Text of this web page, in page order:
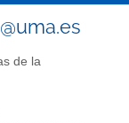
de la